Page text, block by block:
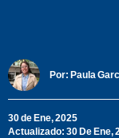
Por: Paula
30 de Ene, 2025
Actualizado: 30 De Ene,